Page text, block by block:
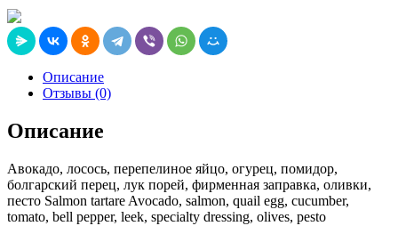
Описание
Отзывы (0)
Описание
Авокадо, лосось, перепелиное яйцо, огурец, помидор,
болгарский перец, лук порей, фирменная заправка, оливки,
песто Salmon tartare Avocado, salmon, quail egg, cucumber,
tomato, bell pepper, leek, specialty dressing, olives, pesto